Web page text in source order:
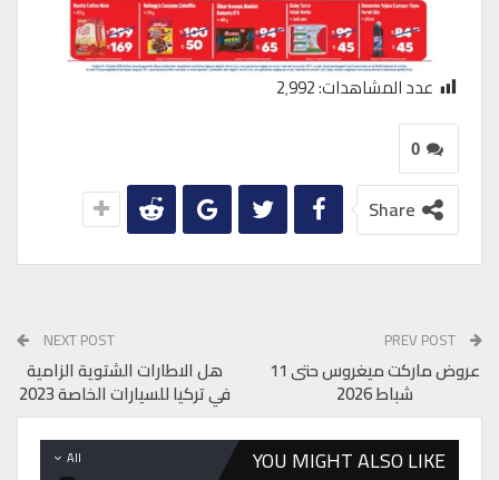
عدد المشاهدات:2٬992
0
Share
عروض ماركت ميغروس حتى 11
شباط 2026
NEXT POST
هل الاطارات الشتوية الزامية
في تركيا للسيارات الخاصة 2023
All YOU MIGHT ALSO LIKE